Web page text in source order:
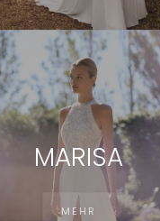
MARISA
MEHR